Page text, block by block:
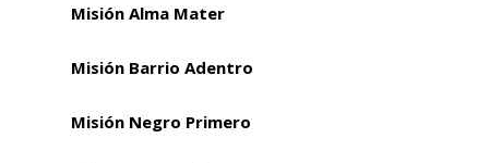
Misión Alma Mater
Misión Barrio Adentro
Misión Negro Primero